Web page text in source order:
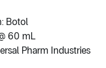
Botol
60 mL
Pharm Industries